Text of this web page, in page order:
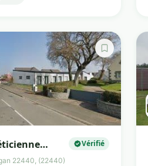
Vérifié
22440, (22440)